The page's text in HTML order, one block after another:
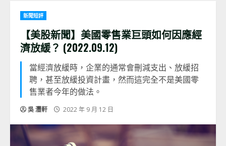
新聞短評
【美股新聞】美國零售業巨頭如何因應經
濟放緩？ (2022.09.12)
當經濟放緩時，企業的通常會刪減支出、放緩招
聘，甚至放緩投資計畫，然而這完全不是美國零
售業者今年的做法。
吳 灃軒 2022 年 9 月 12 日